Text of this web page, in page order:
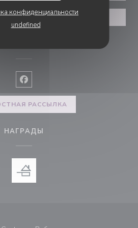
конфиденциальности
undefined
Facebook ((открывается в
РАССЫЛКА
НАГРАДЫ